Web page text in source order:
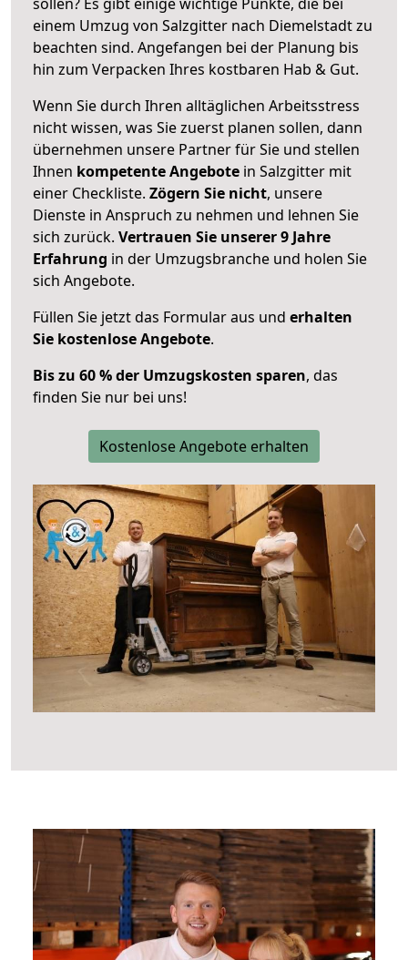
einem Umzug von Salzgitter nach Diemelstadt zu
beachten sind. Angefangen bei der Planung bis
hin zum Verpacken Ihres kostbaren Hab & Gut.
Wenn Sie durch Ihren alltäglichen Arbeitsstress
nicht wissen, was Sie zuerst planen sollen, dann
übernehmen unsere Partner für Sie und stellen
Ihnen kompetente Angebote in Salzgitter mit
einer Checkliste. Zögern Sie nicht, unsere
Dienste in Anspruch zu nehmen und lehnen Sie
sich zurück. Vertrauen Sie unserer 9 Jahre
Erfahrung in der Umzugsbranche und holen Sie
sich Angebote.
Füllen Sie jetzt das Formular aus und erhalten
Sie kostenlose Angebote.
Bis zu 60 % der Umzugskosten sparen, das
finden Sie nur bei uns!
Kostenlose Angebote erhalten